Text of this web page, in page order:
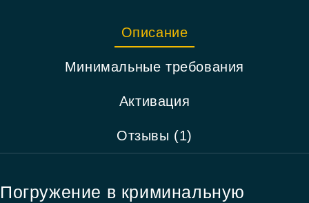
Описание
Минимальные требования
Активация
Отзывы (1)
Погружение в криминальную